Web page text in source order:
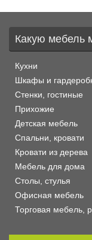
Какую мебель
Кухни
Шкафы и
Стенки, гостиные
Прихожие
Детская мебель
Спальни, кровати
Кровати из дерева
Мебель для дома
Столы, стулья
Офисная мебель
Торговая мебель,